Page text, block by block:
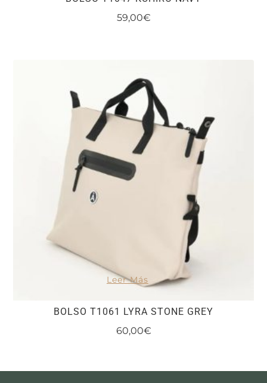
59,00€
BOLSO T1061 LYRA STONE GREY
60,00€
Leer Más